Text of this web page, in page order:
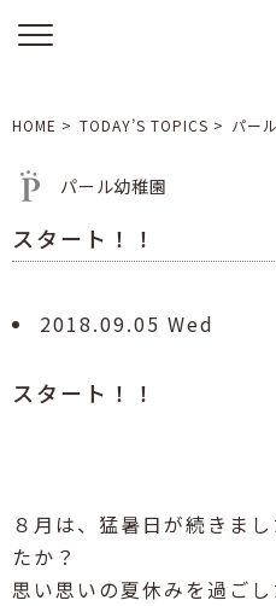
HOME > TODAY’S TOPICS > パー
パール幼稚園
スタート！！
2018.09.05 Wed
スタート！！
８月は、猛暑日が続きま
たか？
思い思いの夏休みを過ご